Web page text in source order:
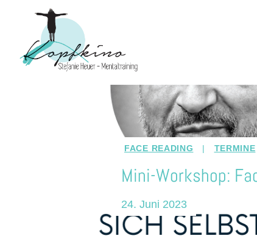
springen
FACE READING | TERMINE
Mini-Workshop:
24. Juni 2023